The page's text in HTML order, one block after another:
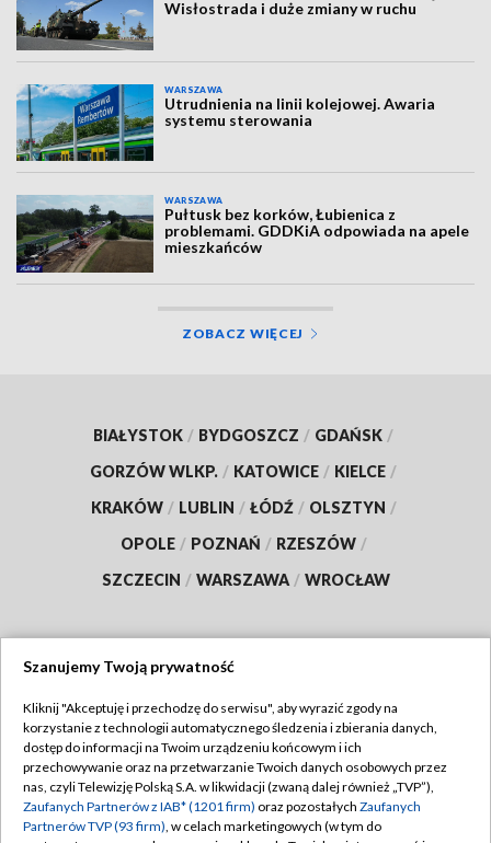
Wisłostrada i duże zmiany w ruchu
WARSZAWA
Utrudnienia na linii kolejowej. Awaria
systemu sterowania
WARSZAWA
Pułtusk bez korków, Łubienica z
problemami. GDDKiA odpowiada na apele
mieszkańców
ZOBACZ WIĘCEJ
BIAŁYSTOK / BYDGOSZCZ / GDAŃSK /
GORZÓW WLKP. / KATOWICE / KIELCE /
KRAKÓW / LUBLIN / ŁÓDŹ / OLSZTYN /
OPOLE / POZNAŃ / RZESZÓW /
SZCZECIN / WARSZAWA / WROCŁAW
TVP
Abonament TVP
Emisja w TVP
Centrum informacji TVP
Regulamin TVP
Polityka prywatności
Szanujemy Twoją prywatność
Kliknij "Akceptuję i przechodzę do serwisu", aby wyrazić zgody na
korzystanie z technologii automatycznego śledzenia i zbierania danych,
dostęp do informacji na Twoim urządzeniu końcowym i ich
przechowywanie oraz na przetwarzanie Twoich danych osobowych przez
nas, czyli Telewizję Polską S.A. w likwidacji (zwaną dalej również „TVP”),
Zaufanych Partnerów z IAB* (1201 firm) oraz pozostałych Zaufanych
Partnerów TVP (93 firm), w celach marketingowych (w tym do